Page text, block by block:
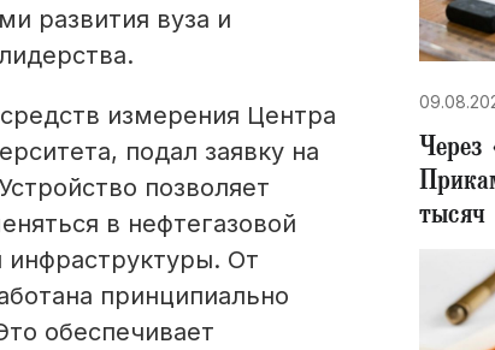
развития вуза и
измерения Центра
подал заявку на
позволяет
в нефтегазовой
инфраструктуры. От
принципиально
обеспечивает
тысяч